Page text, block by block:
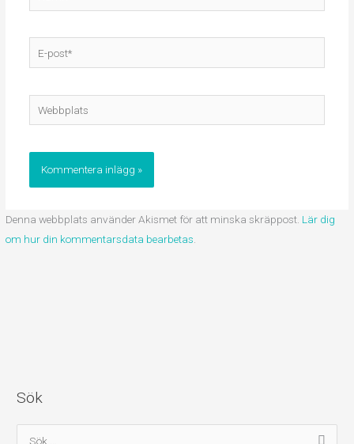
post*
Webbplats
Denna webbplats använder Akismet för att minska skräppost. Lär dig
om hur din kommentarsdata bearbetas
Sök